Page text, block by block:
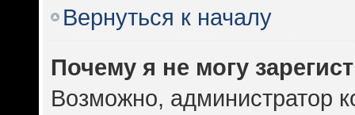
Вернуться к началу
Почему я не могу
Возможно, администратор